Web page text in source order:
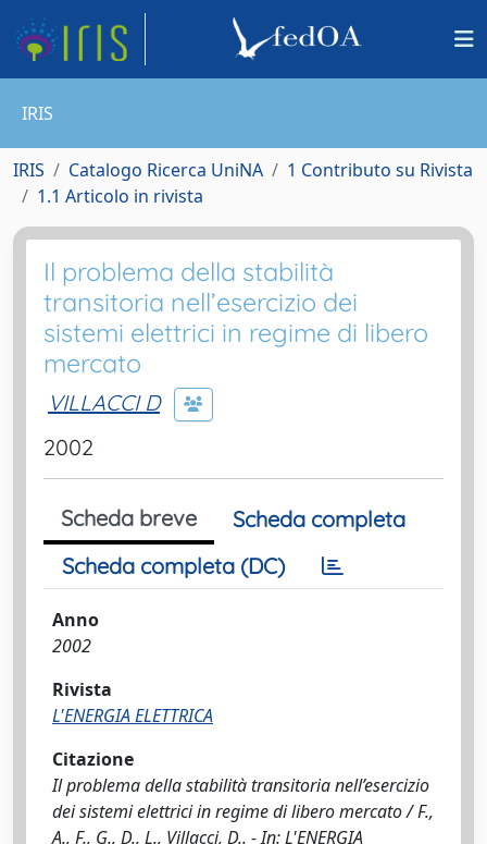
IRIS
IRIS Catalogo Ricerca UniNA
1 Contributo su Rivista
1.1 Articolo in rivista
Il problema della stabilità
transitoria nell’esercizio dei
sistemi elettrici in regime di libero
mercato
VILLACCI D
2002
Scheda breve
Scheda completa
Scheda completa (DC)
Anno
2002
Rivista
L'ENERGIA ELETTRICA
Citazione
Il problema della stabilità transitoria nell’esercizio
dei sistemi elettrici in regime di libero mercato / F.,
A., F., G., D., L., Villacci, D.. - In: L'ENERGIA